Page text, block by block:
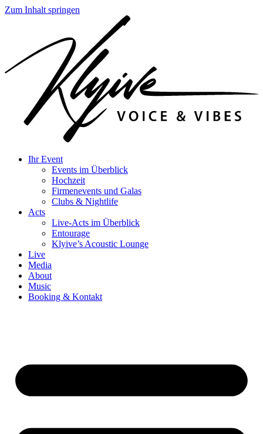
Zum Inhalt springen
Ihr Event
Events im Überblick
Hochzeit
Firmenevents und Galas
Clubs & Nightlife
Acts
Live-Acts im Überblick
Entourage
Klyive’s Acoustic Lounge
Live
Media
About
Music
Booking & Kontakt